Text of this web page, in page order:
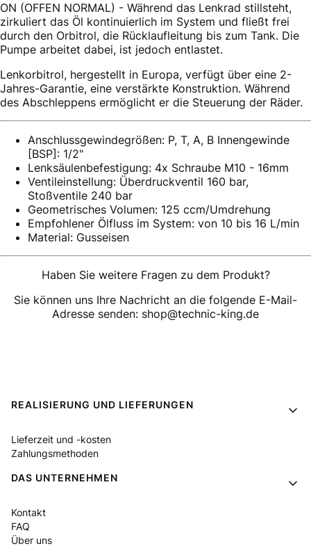
ON (OFFEN NORMAL) - Während das Lenkrad stillsteht,
zirkuliert das Öl kontinuierlich im System und fließt frei
durch den Orbitrol, die Rücklaufleitung bis zum Tank. Die
Pumpe arbeitet dabei, ist jedoch entlastet.
Lenkorbitrol, hergestellt in Europa, verfügt über eine 2-
Jahres-Garantie, eine verstärkte Konstruktion. Während
des Abschleppens ermöglicht er die Steuerung der Räder.
Anschlussgewindegrößen: P, T, A, B Innengewinde
[BSP]: 1/2"
Lenksäulenbefestigung: 4x Schraube M10 - 16mm
Ventileinstellung: Überdruckventil 160 bar,
Stoßventile 240 bar
Geometrisches Volumen: 125 ccm/Umdrehung
Empfohlener Ölfluss im System: von 10 bis 16 L/min
Material: Gusseisen
Haben Sie weitere Fragen zu dem Produkt?
Sie können uns Ihre Nachricht an die folgende E-Mail-
Adresse senden: shop@technic-king.de
Fußzeilenmenü
REALISIERUNG UND LIEFERUNGEN
Lieferzeit und -kosten
Zahlungsmethoden
DAS UNTERNEHMEN
Kontakt
FAQ
Über uns